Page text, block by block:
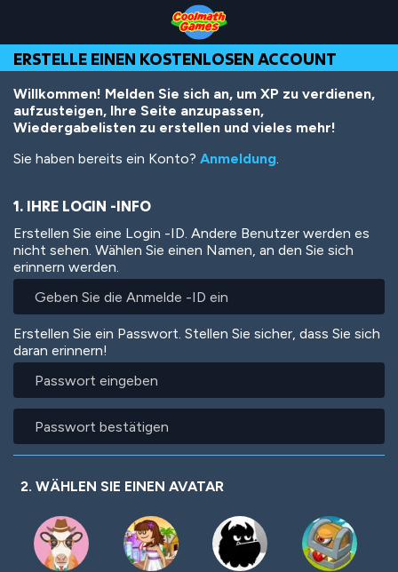
Top
of
Page
Navigation
Main
Content
Footer
Inhalt
ERSTELLE EINEN KOSTENLOSEN ACCOUNT
Willkommen! Melden Sie sich an, um XP zu verdienen,
aufzusteigen, Ihre Seite anzupassen,
Wiedergabelisten zu erstellen und vieles mehr!
Sie haben bereits ein Konto? Anmeldung.
1. IHRE LOGIN -INFO
Erstellen Sie eine Login -ID. Andere Benutzer werden es
nicht sehen. Wählen Sie einen Namen, an den Sie sich
erinnern werden.
Erstellen Sie ein Passwort. Stellen Sie sicher, dass Sie sich
daran erinnern!
eingeben
bestätigen
2. WÄHLEN SIE EINEN AVATAR